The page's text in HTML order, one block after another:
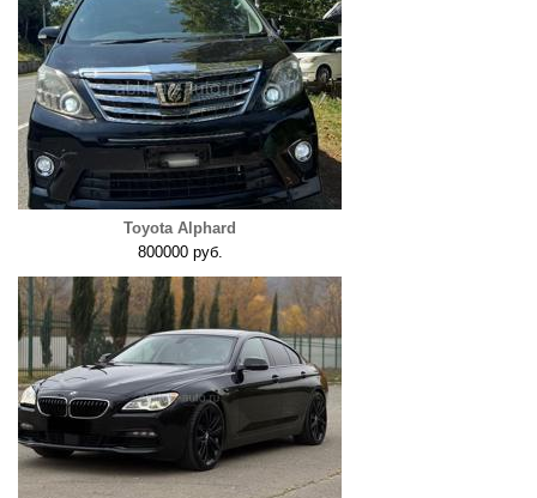
Toyota Alphard
800000 руб.